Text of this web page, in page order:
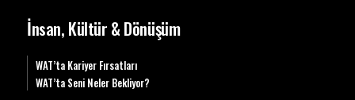
İnsan, Kültür & Dönüşüm
WAT’ta Kariyer Fırsatları
WAT’ta Seni Neler Bekliyor?